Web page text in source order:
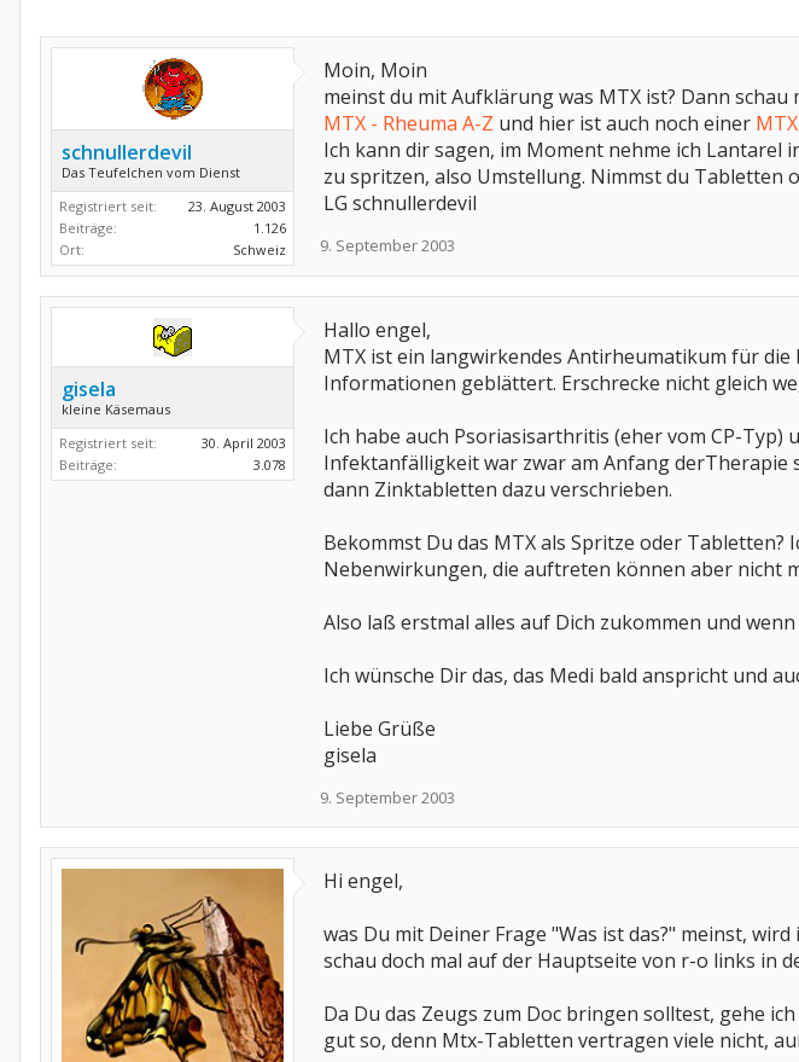
schnullerdevil
Das Teufelchen vom Dienst
Registriert seit:
23. August 2003
Beiträge:
1.126
Ort:
Schweiz
Moin, Moin
meinst du mit Aufklärung was MTX ist? Dann schau
MTX - Rheuma A-Z und hier ist auch noch einer
Ich kann dir sagen, im Moment nehme ich Lantarel
zu spritzen, also Umstellung. Nimmst du Tabletten
LG schnullerdevil
9. September 2003
gisela
kleine Käsemaus
Registriert seit:
30. April 2003
Beiträge:
3.078
Hallo engel,
MTX ist ein langwirkendes Antirheumatikum für
Informationen geblättert. Erschrecke nicht gleich
Ich habe auch Psoriasisarthritis (eher vom CP-
Infektanfälligkeit war zwar am Anfang derTherapie
dann Zinktabletten dazu verschrieben.
Bekommst Du das MTX als Spritze oder
Nebenwirkungen, die auftreten können aber nicht
Also laß erstmal alles auf Dich zukommen und
Ich wünsche Dir das, das Medi bald anspricht und
Liebe Grüße
gisela
9. September 2003
Hi engel,
was Du mit Deiner Frage "Was ist das?" meinst,
schau doch mal auf der Hauptseite von r-o links in
Da Du das Zeugs zum Doc bringen solltest, gehe
gut so, denn Mtx-Tabletten vertragen viele nicht,